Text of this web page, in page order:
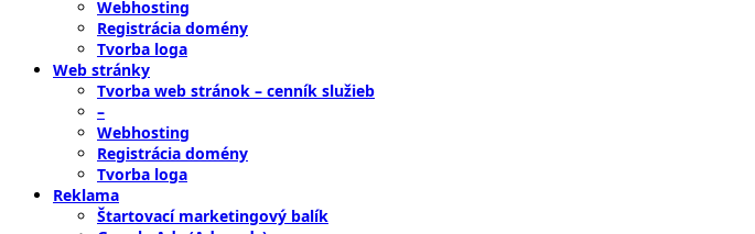
Webhosting
Registrácia domény
Tvorba loga
Web stránky
Tvorba web stránok – cenník služieb
–
Webhosting
Registrácia domény
Tvorba loga
Reklama
Štartovací marketingový balík